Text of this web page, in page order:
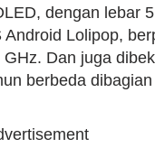
dengan lebar
Lolipop,
Dan juga
berbeda